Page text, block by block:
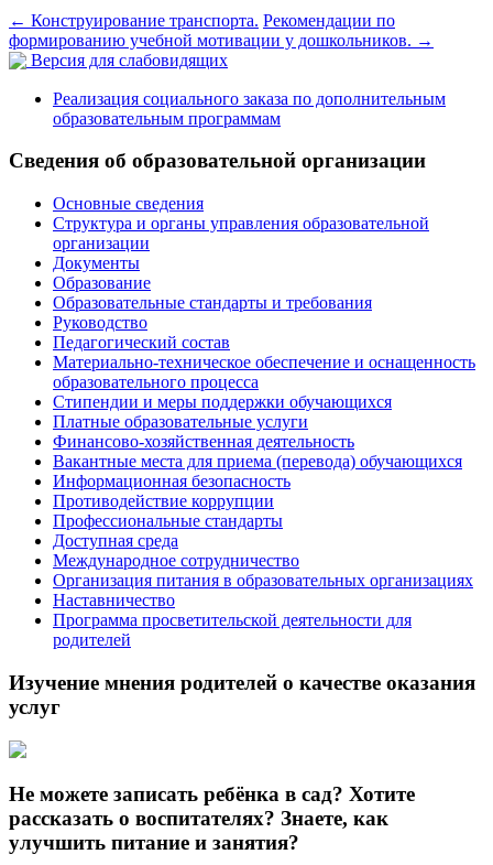
← Конструирование транспорта. Рекомендации по
формированию учебной мотивации у дошкольников. →
Версия для слабовидящих
Реализация социального заказа по дополнительным
образовательным программам
Сведения об образовательной организации
Основные сведения
Структура и органы управления образовательной
организации
Документы
Образование
Образовательные стандарты и требования
Руководство
Педагогический состав
Материально-техническое обеспечение и оснащенность
образовательного процесса
Стипендии и меры поддержки обучающихся
Платные образовательные услуги
Финансово-хозяйственная деятельность
Вакантные места для приема (перевода) обучающихся
Информационная безопасность
Противодействие коррупции
Профессиональные стандарты
Доступная среда
Международное сотрудничество
Организация питания в образовательных организациях
Наставничество
Программа просветительской деятельности для
родителей
Изучение мнения родителей о качестве оказания
услуг
Не можете записать ребёнка в сад? Хотите
рассказать о воспитателях? Знаете, как
улучшить питание и занятия?